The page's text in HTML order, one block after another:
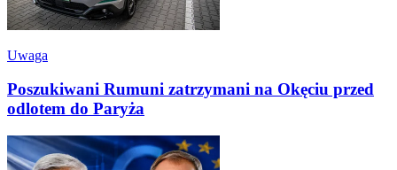
Uwaga
Poszukiwani Rumuni zatrzymani na Okęciu przed
odlotem do Paryża